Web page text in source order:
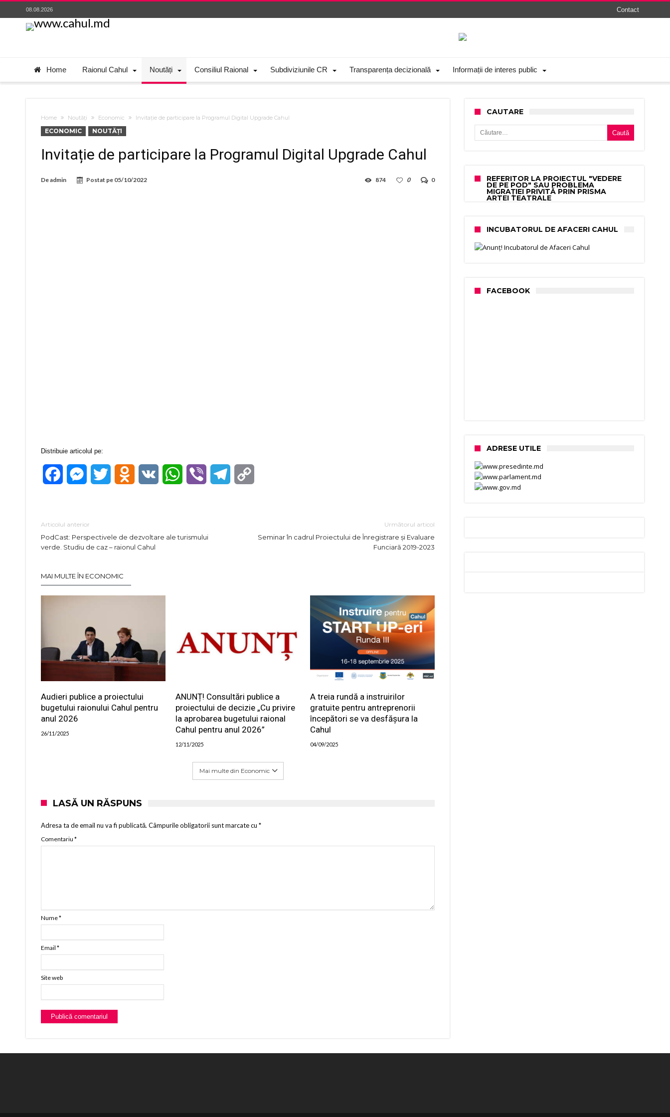
08.08.2026 Contact
Home Raionul Cahul Noutăți Consiliul Raional Subdiviziunile CR Transparența decizională Informații de interes public
Home Noutăți Economic Invitație de participare la Programul Digital Upgrade Cahul
ECONOMIC NOUTĂȚI
Invitație de participare la Programul Digital Upgrade Cahul
Deadmin Postat pe 05/10/2022 0
0
874
Distribuie articolul pe:
FacebookMessenger
Twitter Odnoklassniki
VK WhatsApp
Viber Telegram
Articolul anterior
PodCast: Perspectivele de dezvoltare ale turismului
verde. Studiu de caz – raionul Cahul
Următorul articol
Seminar în cadrul Proiectului de Înregistrare şi Evaluare
Funciară 2019-2023
MAI MULTE ÎN ECONOMIC
Audieri publice a proiectului
bugetului raionului Cahul pentru
anul 2026
26/11/2025
ANUNȚ! Consultări publice a
proiectului de decizie „Cu privire
la aprobarea bugetului raional
Cahul pentru anul 2026”
12/11/2025
A treia rundă a instruirilor
gratuite pentru antreprenorii
începători se va desfășura la
Cahul
04/09/2025
Mai multe din Economic
LASĂ UN RĂSPUNS
Adresa ta de email nu va fi publicată. Câmpurile obligatorii sunt marcate cu *
Comentariu *
Nume*
Email *
Site web
CAUTARE
Caută după:
REFERITOR LA PROIECTUL "VEDERE
DE PE POD" SAU PROBLEMA
MIGRAȚIEI PRIVITĂ PRIN PRISMA
ARTEI TEATRALE
INCUBATORUL DE AFACERI CAHUL
FACEBOOK
ADRESE UTILE